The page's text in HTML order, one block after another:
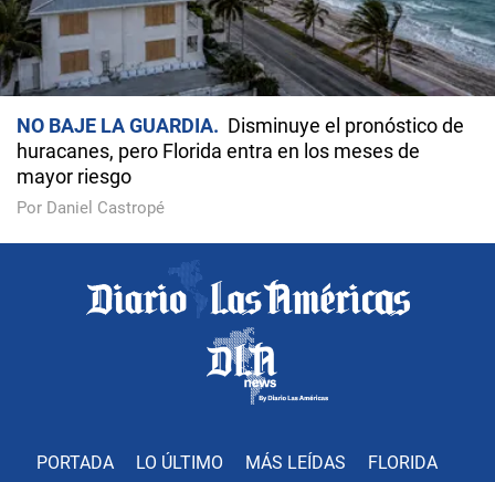
NO BAJE LA GUARDIA
Disminuye el pronóstico de
huracanes, pero Florida entra en los meses de
mayor riesgo
Por Daniel Castropé
PORTADA LO ÚLTIMO MÁS LEÍDAS FLORIDA